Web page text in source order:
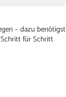
– dazu benötigst
für Schritt